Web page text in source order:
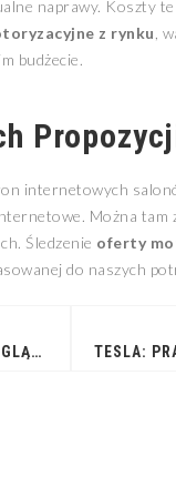
naprawy. Koszty
z rynku ,
budżecie.
internetowych
Można tam
Śledzenie oferty
do naszych
NAJLEPSZE OKAZJE NA KIA: PRZEGLĄD DOSTĘPNYCH OFERT